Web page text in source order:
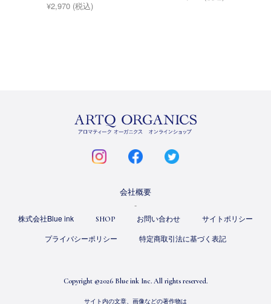
¥2,970 (税込)
ARTQ
ORGANICS
会社概要
株式会社Blue ink SHOP お問い合わせ
サイトポリシー
プライバシーポリシー
特定商取引法に基づく表記
Copyright ©2026 Blue ink Inc. All rights reserved.
サイト内の文章、画像などの著作物は